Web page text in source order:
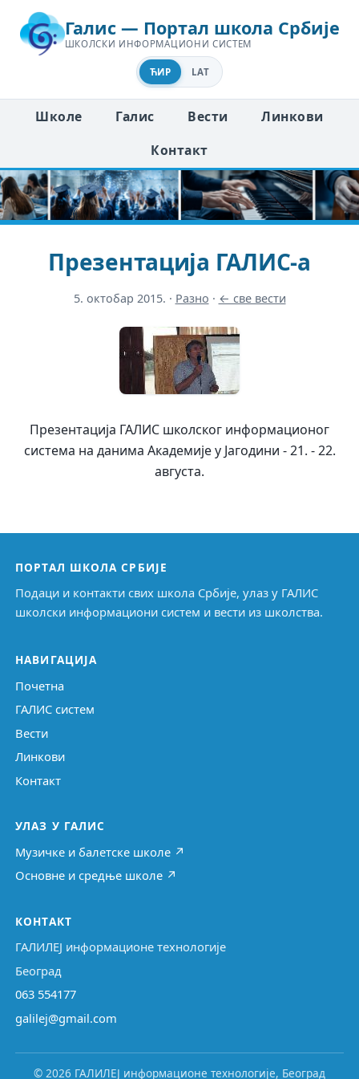
Галис — Портал школа Србије
ШКОЛСКИ ИНФОРМАЦИОНИ СИСТЕМ
ЋИР LAT
Школе Галис Вести
Линкови
Контакт
Презентација ГАЛИС-а
5. октобар 2015. · Разно · ← све вести
Презентација ГАЛИС школског информационог
система на данима Академије у Јагодини - 21. - 22.
августа.
ПОРТАЛ ШКОЛА СРБИЈЕ
Подаци и контакти свих школа Србије, улаз у ГАЛИС
школски информациони систем и вести из школства.
НАВИГАЦИЈА
Почетна
ГАЛИС систем
Вести
Линкови
Контакт
УЛАЗ У ГАЛИС
Музичке и балетске школе ↗
Основне и средње школе ↗
КОНТАКТ
ГАЛИЛЕЈ информационе технологије
Београд
063 554177
galilej@gmail.com
© 2026 ГАЛИЛЕЈ информационе технологије, Београд